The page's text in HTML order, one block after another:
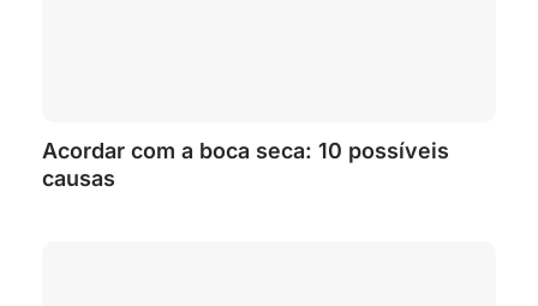
Acordar com a boca seca: 10 possíveis
causas